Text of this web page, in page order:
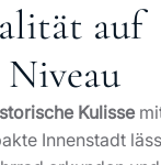
auf
Kulisse
Innenstadt